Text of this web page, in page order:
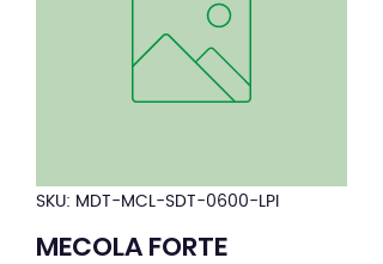
SKU: MDT-MCL-SDT-0600-LPI
MECOLA FORTE